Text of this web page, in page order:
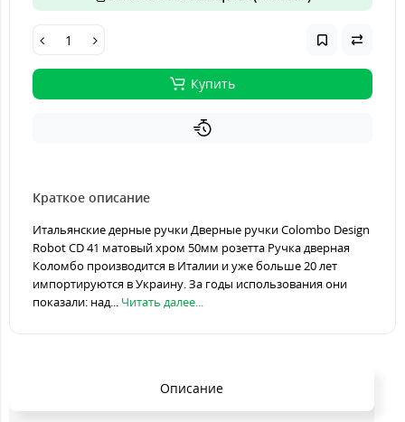
Купить
Краткое описание
Итальянские дерные ручки Дверные ручки Colombo Design
Robot CD 41 матовый хром 50мм розетта Ручка дверная
Коломбо производится в Италии и уже больше 20 лет
импортируются в Украину. За годы использования они
показали: над... Читать далее...
Описание